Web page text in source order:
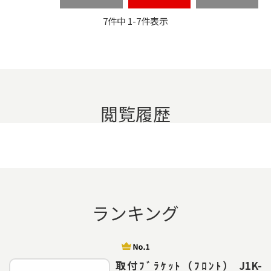
7件中 1-7件表示
閲覧履歴
ランキング
取付ﾌﾞﾗｹｯﾄ（ﾌﾛﾝﾄ） J1K-